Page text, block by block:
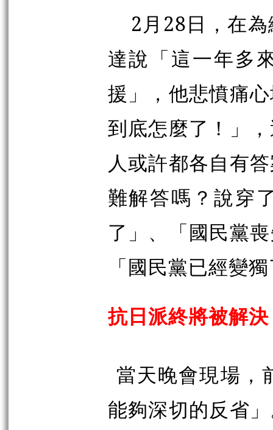
2月28日，在
達說「這一年多
援」，他悲憤痛
到底怎麼了！」
人或許都各自有
難解答嗎？說穿
了」、「國民黨
「國民黨已經變
抗日派終將被解決
當天晚會現場，
能夠深切的反省